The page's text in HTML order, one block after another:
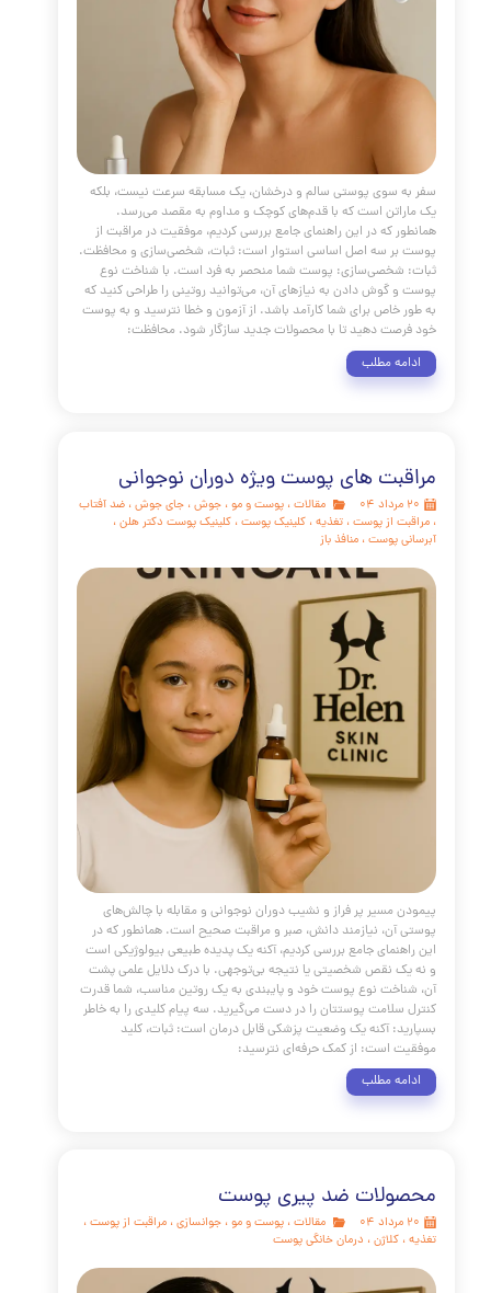
های مراقبتی روزانه پوست
مقالات،پوست و مو،لیفتینگ،آکنه،جوش،ضد
مراقبت از پوست،تغذیه،درمان خانگی پوست،کلینیک پوست،
پوست دکتر هلن ،آبرسانی پوست،منافذ باز
سوی پوستی سالم و درخشان، یک مسابقه سرعت نیست، بلکه
است که با قدم‌های کوچک و مداوم به مقصد می‌رسد.
که در این راهنمای جامع بررسی کردیم، موفقیت در مراقبت از
سه اصل اساسی استوار است: ثبات، شخصی‌سازی و محافظت.
پوست شما منحصر به فرد است. با شناخت نوع
گوش دادن به نیازهای آن، می‌توانید روتینی را طراحی کنید که
خاص برای شما کارآمد باشد. از آزمون و خطا نترسید و به پوست
دهید تا با محصولات جدید سازگار شود. محافظت:
های پوست ویژه دوران نوجوانی
مقالات،
از پوست ،تغذیه،کلینیک پوست
منافذ باز